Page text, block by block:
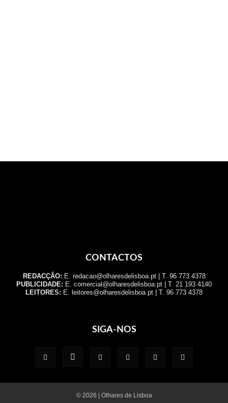
CONTACTOS
REDACÇÃO: E. redacao@olharesdelisboa.pt | T. 96 773 4378
PUBLICIDADE: E. comercial@olharesdelisboa.pt | T. 21 193 4140
LEITORES: E. leitores@olharesdelisboa.pt | T. 96 773 4378
SIGA-NOS
© 2026 | Olhares de Lisboa